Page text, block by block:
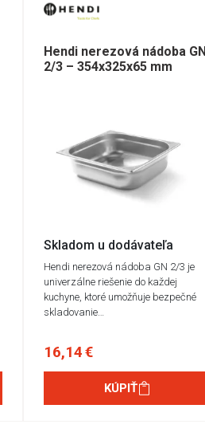
Hendi nerezová nádoba GN
2/3 – 354x325x65 mm
Skladom u dodávateľa
Hendi nerezová nádoba GN 2/3 je
univerzálne riešenie do každej
kuchyne, ktoré umožňuje bezpečné
skladovanie…
16,14 €
KÚPIŤ